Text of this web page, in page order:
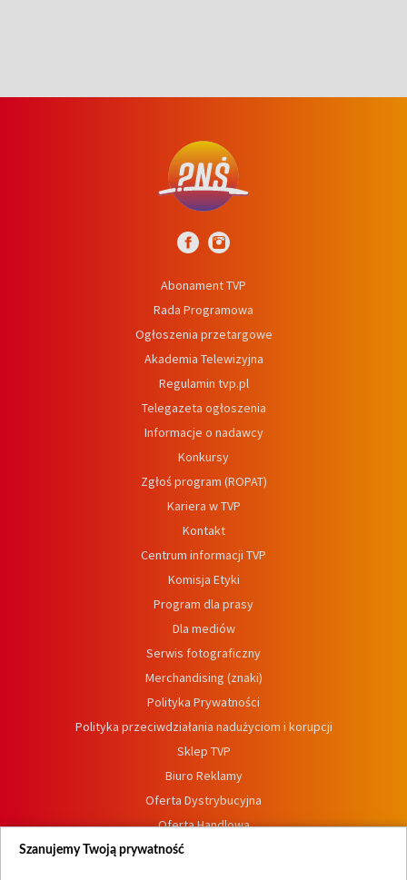
Abonament TVP
Rada Programowa
Ogłoszenia przetargowe
Akademia Telewizyjna
Regulamin tvp.pl
Telegazeta ogłoszenia
Informacje o nadawcy
Konkursy
Zgłoś program (ROPAT)
Kariera w TVP
Kontakt
Centrum informacji TVP
Komisja Etyki
Program dla prasy
Dla mediów
Serwis fotograficzny
Merchandising (znaki)
Polityka Prywatności
Polityka przeciwdziałania nadużyciom i korupcji
Sklep TVP
Biuro Reklamy
Oferta Dystrybucyjna
Oferta Handlowa
Dostępność
Szanujemy Twoją prywatność